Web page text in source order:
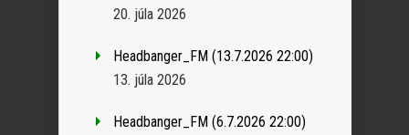
20. júla 2026
Headbanger_FM (13.7.2026 22:00)
13. júla 2026
Headbanger_FM (6.7.2026 22:00)